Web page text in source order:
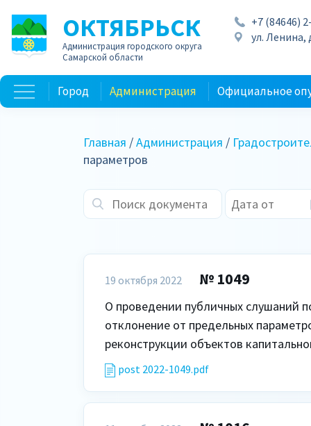
ОКТЯБРЬСК
Администрация городского округа
Самарской области
+7 (84646)
ул. Ленина,
Город Администрация Официальное
Главная /Администрация /
параметров
19 октября 2022 № 1049
О проведении публичных слушаний
отклонение от предельных
реконструкции объектов
post 2022-1049.pdf